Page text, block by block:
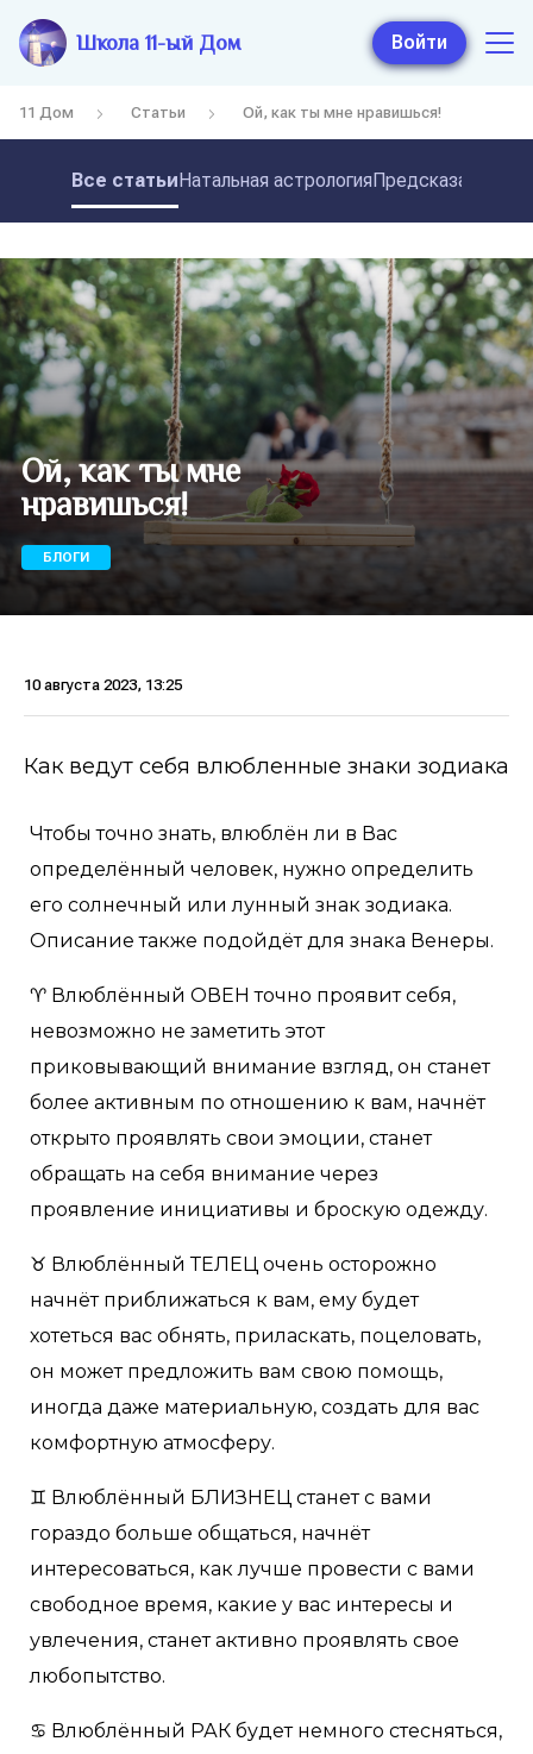
Школа 11-ый Дом Войти
11 Дом Статьи Ой, как ты мне нравишься!
Все статьиНатальная астрология
Ой, как ты мне
нравишься!
БЛОГИ
10 августа 2023, 13:25
Как ведут себя влюбленные знаки зодиака
Чтобы точно знать, влюблён ли в Вас
определённый человек, нужно определить
его солнечный или лунный знак зодиака.
Описание также подойдёт для знака Венеры.
♈️ Влюблённый ОВЕН точно проявит себя,
невозможно не заметить этот
приковывающий внимание взгляд, он станет
более активным по отношению к вам, начнёт
открыто проявлять свои эмоции, станет
обращать на себя внимание через
проявление инициативы и броскую одежду.
♉️ Влюблённый ТЕЛЕЦ очень осторожно
начнёт приближаться к вам, ему будет
хотеться вас обнять, приласкать, поцеловать,
он может предложить вам свою помощь,
иногда даже материальную, создать для вас
комфортную атмосферу.
♊️ Влюблённый БЛИЗНЕЦ станет с вами
гораздо больше общаться, начнёт
интересоваться, как лучше провести с вами
свободное время, какие у вас интересы и
увлечения, станет активно проявлять свое
любопытство.
♋️ Влюблённый РАК будет немного стесняться,